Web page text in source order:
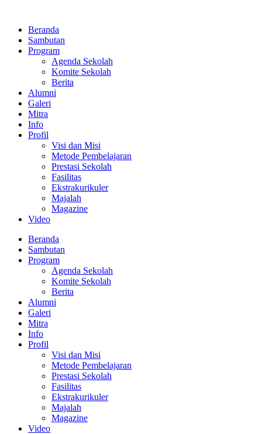
kontenBeranda
Sambutan
Program
Agenda Sekolah
Komite Sekolah
Berita
Alumni
Galeri
Mitra
Info
Profil
Visi dan Misi
Metode Pembelajaran
Prestasi Sekolah
Fasilitas
Ekstrakurikuler
Majalah
Magazine
Video
Beranda
Sambutan
Program
Agenda Sekolah
Komite Sekolah
Berita
Alumni
Galeri
Mitra
Info
Profil
Visi dan Misi
Metode Pembelajaran
Prestasi Sekolah
Fasilitas
Ekstrakurikuler
Majalah
Magazine
Video